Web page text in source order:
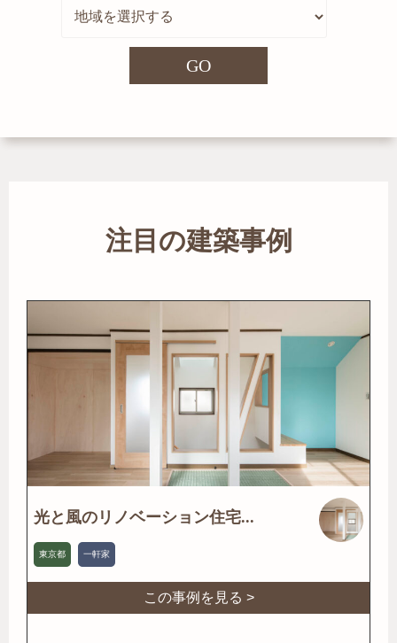
GO
注目の建築事例
光と風のリノベーション住宅...
東京都 一軒家
この事例を見る >